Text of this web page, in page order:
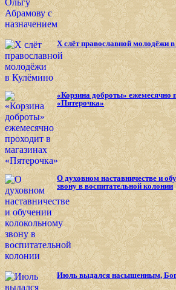
X слёт православной молодёжи
«Корзина доброты» ежемесячно
«Пятерочка»
О духовном наставничестве и
звону в воспитательной колонии
Июль выдался насыщенным,